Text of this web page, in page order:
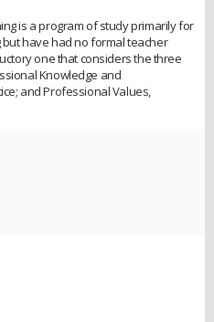
is a program of study primarily for
have had no formal teacher
one that considers the three
Knowledge and
and Professional Values,